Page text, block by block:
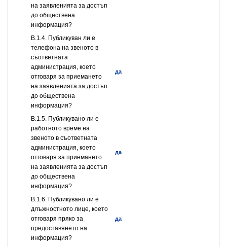
на заявленията за достъп
до обществена
информация?
В.1.4. Публикуван ли е
телефона на звеното в
съответната
администрация, което
отговаря за приемането
на заявленията за достъп
до обществена
информация?
да
В.1.5. Публикувано ли е
работното време на
звеното в съответната
администрация, което
отговаря за приемането
на заявленията за достъп
до обществена
информация?
да
В.1.6. Публикувано ли е
длъжностното лице, което
отговаря пряко за
предоставянето на
информация?
да